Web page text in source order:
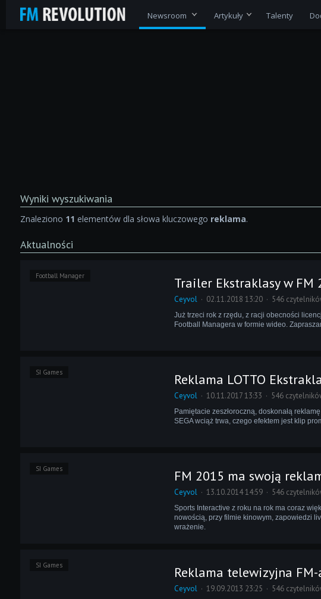
Newsroom Artykuły Talenty
Wyniki wyszukiwania
Znaleziono 11 elementów dla słowa kluczowego reklama.
Aktualności
Football Manager Trailer Ekstraklasy w FM
Ceyvol 02.11.2018 13:20 546
Już trzeci rok z rzędu, z racji obecności
Football Managera w formie wideo.
SI Games Reklama LOTTO
Ceyvol 10.11.2017 13:33 546
Pamiętacie zeszłoroczną, doskonałą
SEGA wciąż trwa, czego efektem jest klip
SI Games FM 2015 ma swoją
Ceyvol 13.10.2014 14:59 546
Sports Interactive z roku na rok ma coraz
nowością, przy filmie kinowym, zapowiedzi
wrażenie.
SI Games Reklama telewizyjna
Ceyvol 19.09.2013 23:25 546